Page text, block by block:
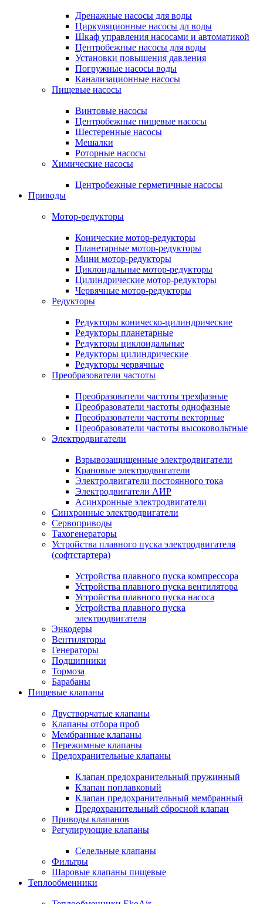
Дренажные насосы для воды
Циркуляционные насосы дл воды
Шкаф управления насосами и автоматикой
Центробежные насосы для воды
Установки повышения давления
Погружные насосы воды
Канализационные насосы
Пищевые насосы
Винтовые насосы
Центробежные пищевые насосы
Шестеренные насосы
Мешалки
Роторные насосы
Химические насосы
Центробежные герметичные насосы
Приводы
Мотор-редукторы
Конические мотор-редукторы
Планетарные мотор-редукторы
Мини мотор-редукторы
Циклоидальные мотор-редукторы
Цилиндрические мотор-редукторы
Червячные мотор-редукторы
Редукторы
Редукторы коническо-цилиндрические
Редукторы планетарные
Редукторы циклоидальные
Редукторы цилиндрические
Редукторы червячные
Преобразователи частоты
Преобразователи частоты трехфазные
Преобразователи частоты однофазные
Преобразователи частоты векторные
Преобразователи частоты высоковольтные
Электродвигатели
Взрывозащищенные электродвигатели
Крановые электродвигатели
Электродвигатели постоянного тока
Электродвигатели АИР
Асинхронные электродвигатели
Синхронные электродвигатели
Сервоприводы
Тахогенераторы
Устройства плавного пуска электродвигателя
(софтстартера)
Устройства плавного пуска компрессора
Устройства плавного пуска вентилятора
Устройства плавного пуска насоса
Устройства плавного пуска
электродвигателя
Энкодеры
Вентиляторы
Генераторы
Подшипники
Тормоза
Барабаны
Пищевые клапаны
Двустворчатые клапаны
Клапаны отбора проб
Мембранные клапаны
Пережимные клапаны
Предохранительные клапаны
Клапан предохранительный пружинный
Клапан поплавковый
Клапан предохранительный мембранный
Предохранительный сбросной клапан
Приводы клапанов
Регулирующие клапаны
Седельные клапаны
Фильтры
Шаровые клапаны пищевые
Теплообменники